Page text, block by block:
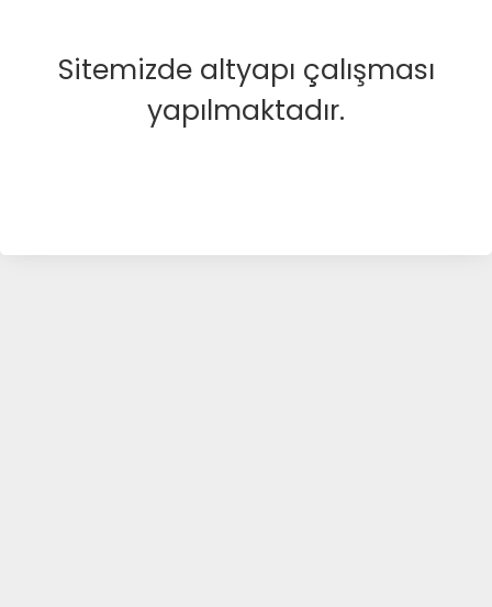
Sitemizde altyapı çalışması
yapılmaktadır.